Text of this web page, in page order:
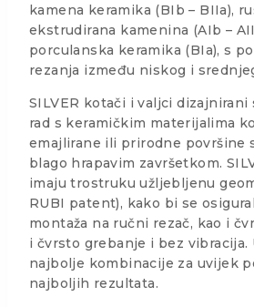
kamena keramika (BIb – BIIa),
ekstrudirana kamenina (AIb –
porculanska keramika (BIa), s
rezanja između niskog i
SILVER kotači i valjci dizajnirani
rad s keramičkim materijalima
emajlirane ili prirodne površine
blago hrapavim završetkom.
imaju trostruku užljebljenu
RUBI patent), kako bi se
montaža na ručni rezač, kao i
i čvrsto grebanje i bez vibracija.
najbolje kombinacije za uvijek
najboljih rezultata.